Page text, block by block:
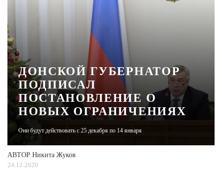
КУЛЬТ ЕДЫ
АФИША
ЖУРНАЛ
ДОНСКОЙ ГУБЕРНАТОР
ПОДПИСАЛ
ПОСТАНОВЛЕНИЕ О
НОВЫХ ОГРАНИЧЕНИЯХ
Они будут действовать с 25 декабря по 14 января
АВТОР Никита Жуков
24.12.2020